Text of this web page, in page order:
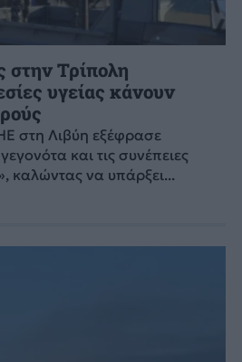
στην Τρίπολη
υγείας κάνουν
στη Λιβύη εξέφρασε
και τις συνέπειες
καλώντας να υπάρξει...